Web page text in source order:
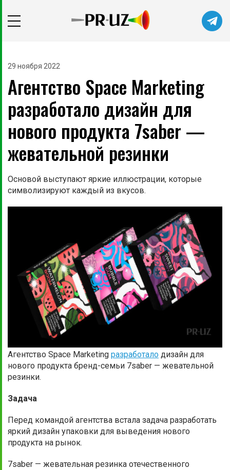
первыми в нашем Telegram-канале
Не сейчас Подписаться
29 ноября 2022
Агентство Space Marketing
разработало дизайн для
нового продукта 7saber —
жевательной резинки
Основой выступают яркие иллюстрации, которые
символизируют каждый из вкусов.
Агентство Space Marketing разработало дизайн для
нового продукта бренд-семьи 7saber — жевательной
резинки.
Задача
Перед командой агентства встала задача разработать
яркий дизайн упаковки для выведения нового
продукта на рынок.
7saber — жевательная резинка отечественного